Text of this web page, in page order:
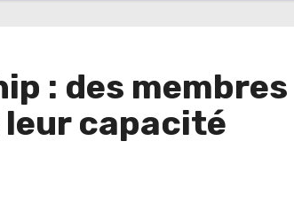
: des
capacité